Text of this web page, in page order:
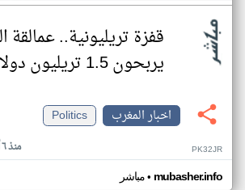
قفزة تريليونية.. عمالقة
يربحون 1.5 تريليون دولار في أسبوع
اخبار المغرب
Politics
منذ ٦ أيام PK32JR
مباشر• mubasher.info